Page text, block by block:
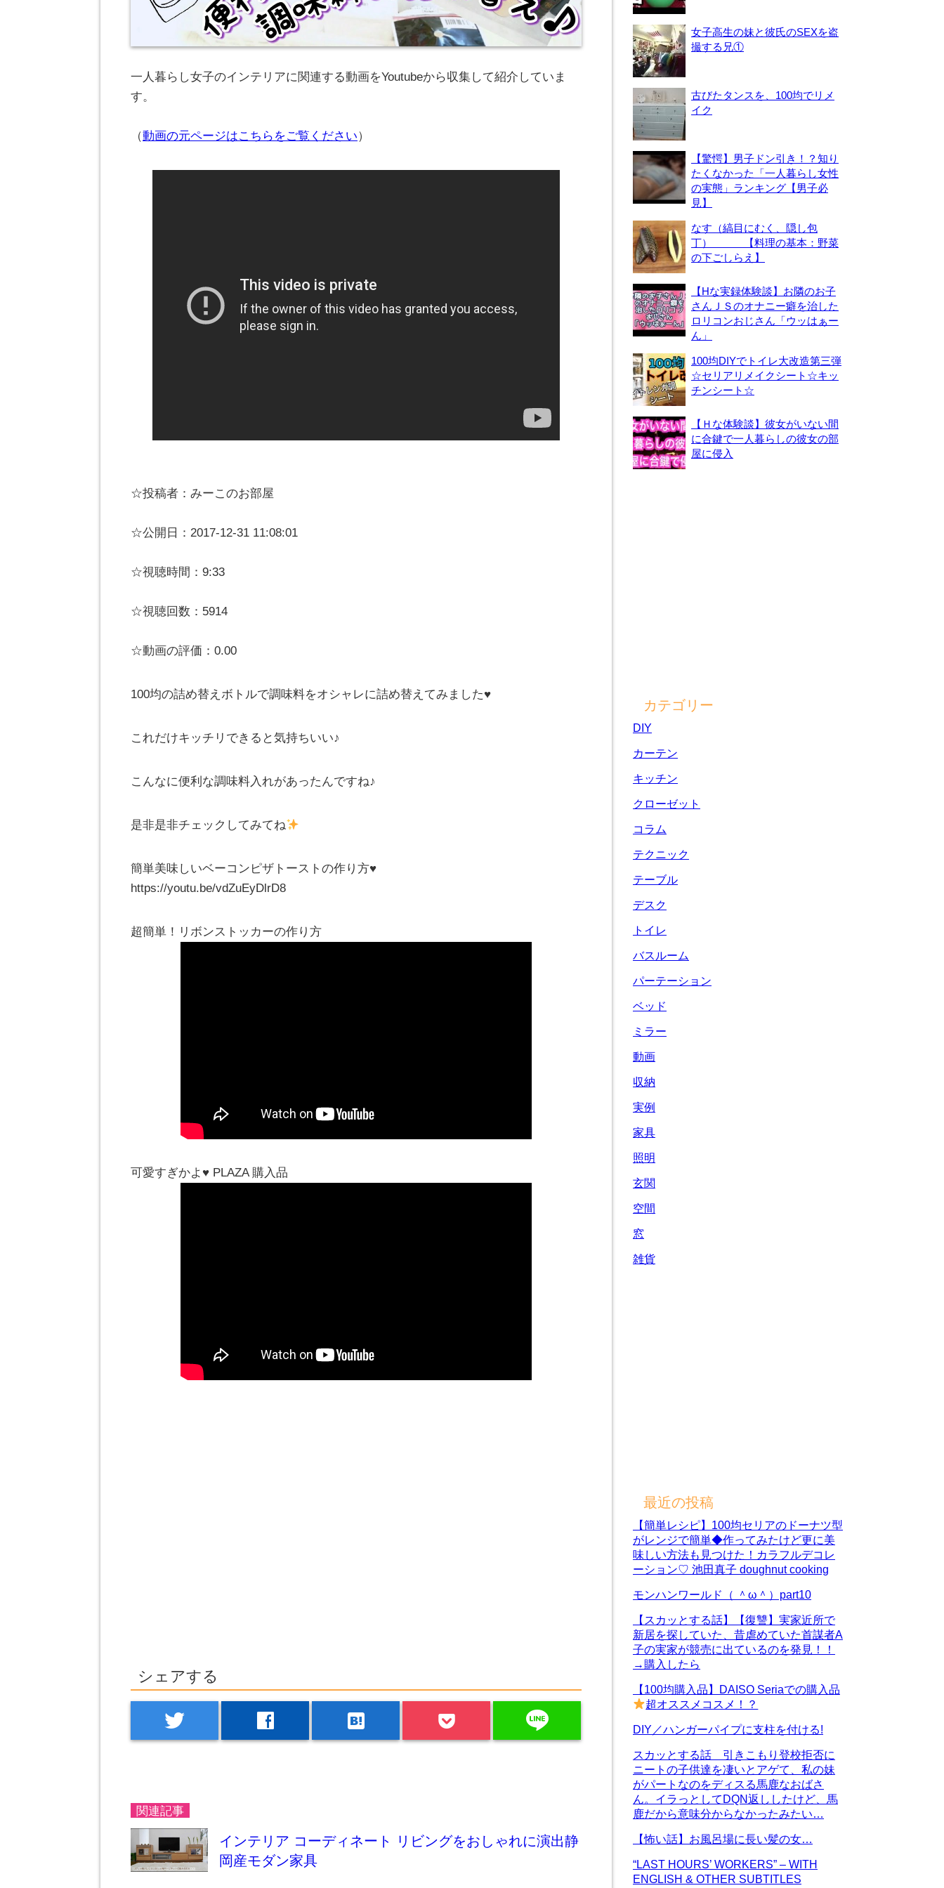
一人暮らし女子のインテリアに関連する動画をYoutubeから収集して紹介していま
す。
（動画の元ページはこちらをご覧ください）
☆投稿者：みーこのお部屋
☆公開日：2017-12-31 11:08:01
☆視聴時間：9:33
☆視聴回数：5914
☆動画の評価：0.00
100均の詰め替えボトルで調味料をオシャレに詰め替えてみました♥️
これだけキッチリできると気持ちいい♪
こんなに便利な調味料入れがあったんですね♪
是非是非チェックしてみてね
簡単美味しいベーコンピザトーストの作り方♥️
https://youtu.be/vdZuEyDlrD8
超簡単！リボンストッカーの作り方
可愛すぎかよ♥️ PLAZA 購入品
シェアする
twitter facebook hatenabookmark line
関連記事
インテリア コーディネート リビングをおしゃれに演出静
岡産モダン家具
女子高生の妹と彼氏のSEXを盗
撮する兄①
古びたタンスを、100均でリメ
イク
【驚愕】男子ドン引き！？知り
たくなかった「一人暮らし女性
の実態」ランキング【男子必
見】
なす（縞目にむく、隠し包
丁） 【料理の基本：野菜
の下ごしらえ】
【Hな実録体験談】お隣のお子
さんＪＳのオナニー癖を治した
ロリコンおじさん「ウッはぁー
ん」
100均DIYでトイレ大改造第三弾
☆セリアリメイクシート☆キッ
チンシート☆
【Ｈな体験談】彼女がいない間
に合鍵で一人暮らしの彼女の部
屋に侵入
カテゴリー
DIY
カーテン
キッチン
クローゼット
コラム
テクニック
テーブル
デスク
トイレ
バスルーム
パーテーション
ベッド
ミラー
動画
収納
実例
家具
照明
玄関
空間
窓
雑貨
最近の投稿
【簡単レシピ】100均セリアのドーナツ型
がレンジで簡単◆作ってみたけど更に美
味しい方法も見つけた！カラフルデコレ
ーション♡ 池田真子 doughnut cooking
モンハンワールド（ ＾ω＾）part10
【スカッとする話】【復讐】実家近所で
新居を探していた、昔虐めていた首謀者A
子の実家が競売に出ているのを発見！！
→購入したら
【100均購入品】DAISO Seriaでの購入品
超オススメコスメ！？
DIY／ハンガーパイプに支柱を付ける!
スカッとする話 引きこもり登校拒否に
ニートの子供達を凄いとアゲて、私の妹
がパートなのをディスる馬鹿なおばさ
ん。イラっとしてDQN返ししたけど、馬
鹿だから意味分からなかったみたい…
【怖い話】お風呂場に長い髪の女…
“LAST HOURS’ WORKERS” – WITH
ENGLISH & OTHER SUBTITLES